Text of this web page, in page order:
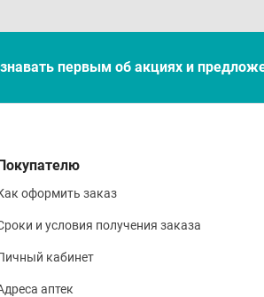
первым об акцияx и
оформить заказ
и условия получения заказа
кабинет
аптек